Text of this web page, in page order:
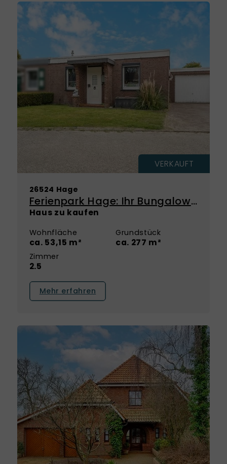
VERKAUFT
26524 Hage
Ferienpark Hage: Ihr Bungalow für Küstenmomente
Haus zu kaufen
Wohnfläche
ca. 53,15 m²
Grundstück
ca. 277 m²
Zimmer
2.5
Mehr erfahren